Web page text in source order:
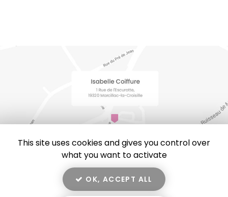
En savoir +
Isabelle Coiffure, salon de coiffure, visagiste
This site uses cookies and gives you control over
what you want to activate
OK, ACCEPT ALL